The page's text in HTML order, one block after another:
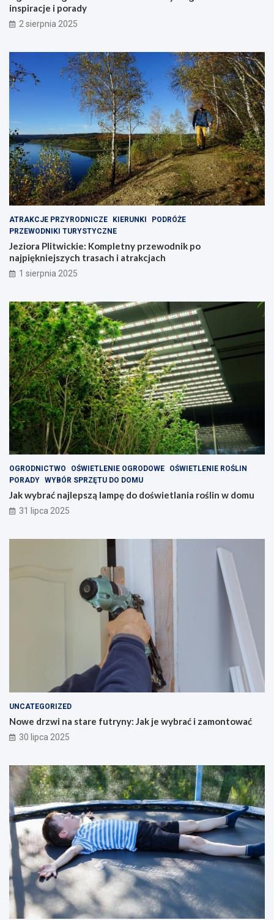
inspiracje i porady
2 sierpnia 2025
ATRAKCJE PRZYRODNICZE KIERUNKI
PODRÓŻE
PRZEWODNIKI TURYSTYCZNE
Jeziora Plitwickie: Kompletny przewodnik po
najpiękniejszych trasach i atrakcjach
1 sierpnia 2025
OGRODNICTWO OŚWIETLENIE OGRODOWE
OŚWIETLENIE ROŚLIN
PORADY WYBÓR SPRZĘTU DO DOMU
Jak wybrać najlepszą lampę do doświetlania roślin w domu
31 lipca 2025
UNCATEGORIZED
Nowe drzwi na stare futryny: Jak je wybrać i zamontować
30 lipca 2025